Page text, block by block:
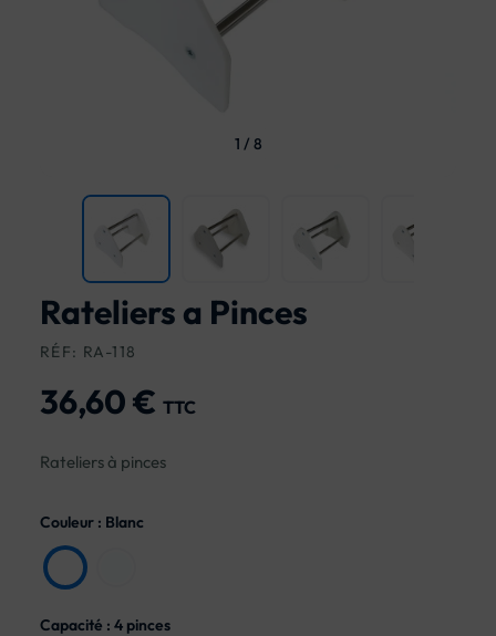
1 / 8
Rateliers a Pinces
RÉF: RA-118
36,60 € TTC
Rateliers à pinces
Couleur : Blanc
Blanc
Capacité : 4 pinces